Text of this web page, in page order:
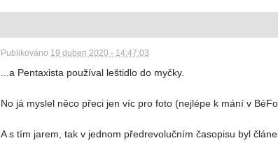
Publikováno 19 duben 2020 - 14:47:03
...a Pentaxista používal leštidlo do myčky.
No já myslel něco přeci jen víc pro foto (nejlépe k mání v
A s tím jarem, tak v jednom předrevolučním časopisu byl